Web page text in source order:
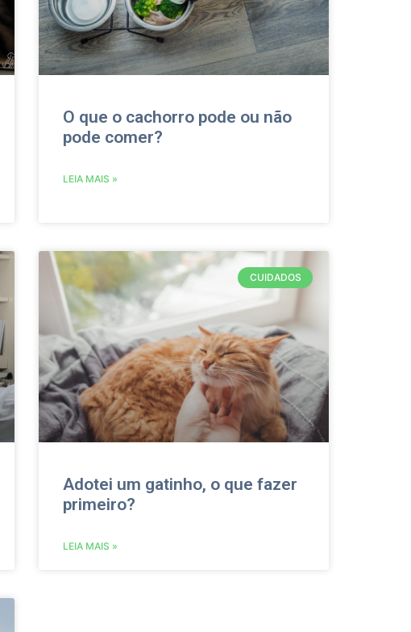
O que o cachorro pode ou não
pode comer?
LEIA MAIS »
CUIDADOS
Adotei um gatinho, o que fazer
primeiro?
LEIA MAIS »